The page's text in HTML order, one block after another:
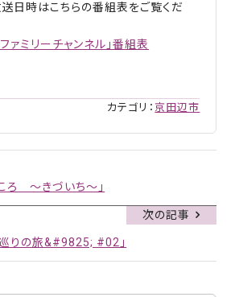
日時はこちらの番組表をご覧くだ
ァミリーチャンネル」番組表
カテゴリ： 京田辺市
ろ ～きづいち～」
次の記事
巡りの旅&#9825; #02」